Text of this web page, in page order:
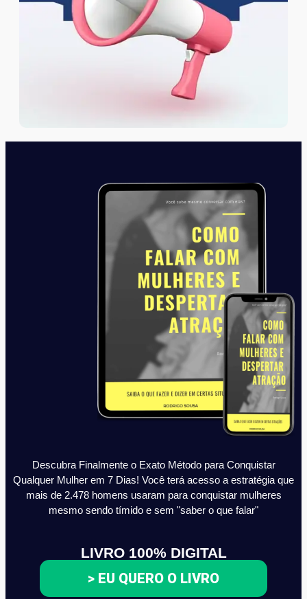
Descubra Finalmente o Exato Método para Conquistar
Qualquer Mulher em 7 Dias! Você terá acesso a estratégia que
mais de 2.478 homens usaram para conquistar mulheres
mesmo sendo tímido e sem "saber o que falar"
LIVRO 100% DIGITAL
> EU QUERO O LIVRO